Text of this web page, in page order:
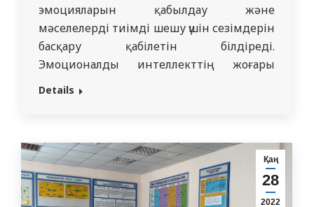
эмоцияларын қабылдау және
мәселелерді тиімді шешу үшін сезімдерін
басқару қабілетін білдіреді.
Эмоционалды интеллекттің жоғары
деңгейі және оның нәтижесінде пайда
университетте оқу тұрақты күйзеліспен
бірге жүреді – эустресстен дистресске
дейін. Медициналық университетте
Details
Қаң
28
2022